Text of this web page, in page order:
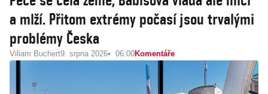
a mlží. Přitom extrémy počasí jsou trvalými
problémy Česka
Viliam Buchert9. srpna 2026 06:00Komentáře